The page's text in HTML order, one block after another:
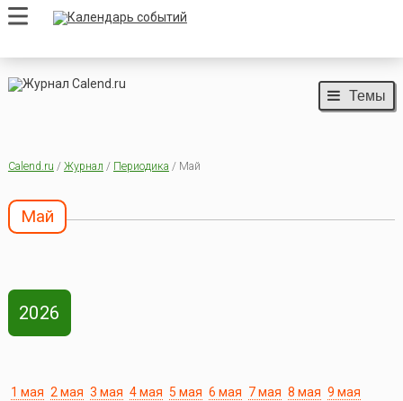
Темы
Calend.ru / Журнал / Периодика / Май
Май
2026
1 мая 2 мая 3 мая 4 мая 5 мая 6 мая 7 мая 8 мая 9 мая